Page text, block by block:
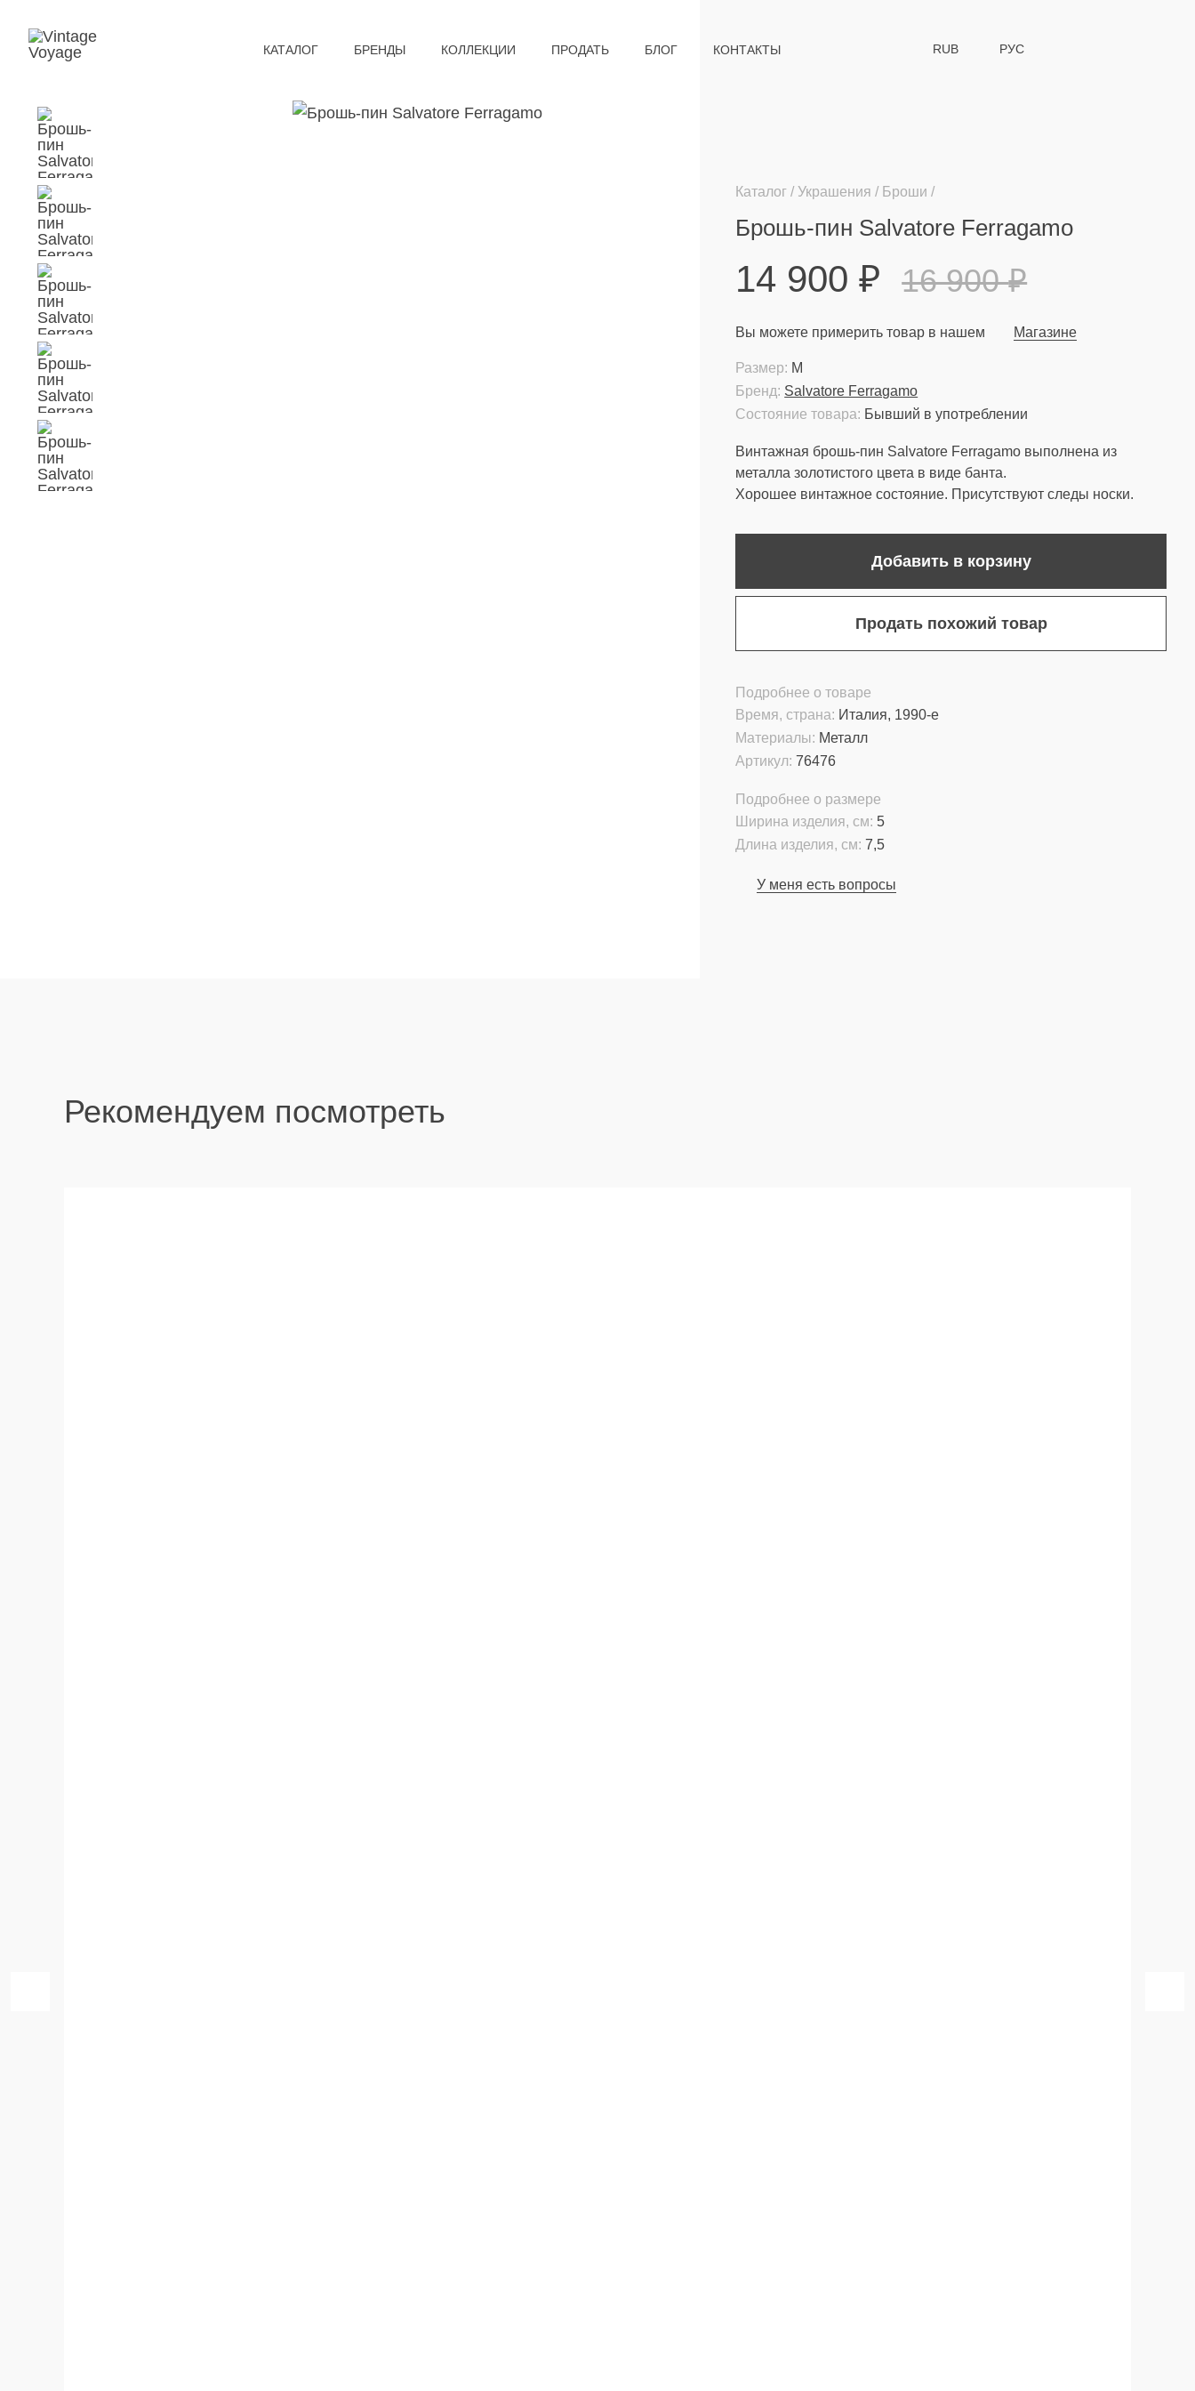
КАТАЛОГ БРЕНДЫ КОЛЛЕКЦИИ ПРОДАТЬ БЛОГ КОНТАКТЫ RUB РУС
Каталог Украшения Броши
Брошь-пин Salvatore Ferragamo
14 900₽ 16 900₽
Вы можете примерить товар в нашем Магазине
Состояние товара: Бывший в употреблении
Бренд: Salvatore Ferragamo
Размер: M
Винтажная брошь-пин Salvatore Ferragamo выполнена из
металла золотистого цвета в виде банта.
Хорошее винтажное состояние. Присутствуют следы носки.
Добавить в корзину
Продать похожий товар
Подробнее о товаре
Материалы: Металл
Время, страна: Италия, 1990-е
Артикул: 76476
Подробнее о размере
Длина изделия, см: 7,5
Ширина изделия, см: 5
У меня есть вопросы
Рекомендуем посмотреть